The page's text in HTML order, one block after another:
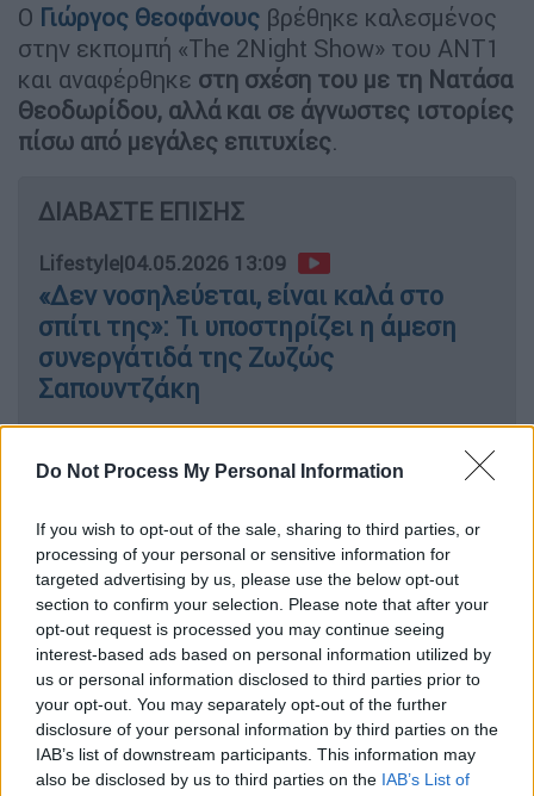
Do Not Process My Personal Information
If you wish to opt-out of the sale, sharing to third parties, or
processing of your personal or sensitive information for
targeted advertising by us, please use the below opt-out
section to confirm your selection. Please note that after your
opt-out request is processed you may continue seeing
interest-based ads based on personal information utilized by
us or personal information disclosed to third parties prior to
your opt-out. You may separately opt-out of the further
disclosure of your personal information by third parties on the
IAB’s list of downstream participants. This information may
also be disclosed by us to third parties on the IAB’s List of
Ο Γιώργος Θεοφάνους βρέθηκε καλεσμένος
στην εκπομπή «The 2Night Show» του ΑΝΤ1
και αναφέρθηκε στη σχέση του με τη Νατάσα
Θεοδωρίδου, αλλά και σε άγνωστες ιστορίες
πίσω από μεγάλες επιτυχίες.
ΔΙΑΒΑΣΤΕ ΕΠΙΣΗΣ
Lifestyle|04.05.2026 13:09
«Δεν νοσηλεύεται, είναι καλά στο
σπίτι της»: Τι υποστηρίζει η άμεση
συνεργάτιδά της Ζωζώς
Σαπουντζάκη
Ο γνωστόςσυνθέτηςκαι στιχουργός
ξεκαθάρισε πως οι διαφωνίες του με τη
Νατάσα Θεοδωρίδου δεν αφορούσαν την
καλλιτεχνική τους συνεργασία, αλλά
προσωπικά ζητήματα, δηλώνοντας
χαρακτηριστικά: «Δεν διαφωνώ με την
καλλιτέχνιδα Νατάσα, με τον άνθρωπο
διαφώνησα, τέλος και τραβάμε μία κόκκινη